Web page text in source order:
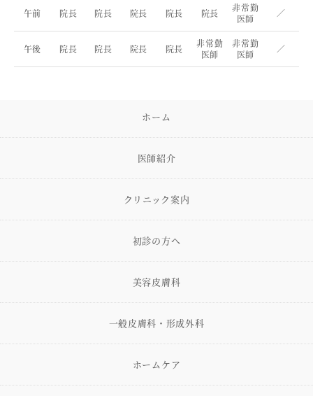
午前 院長 院長 院長 院長 院長
非常勤
医師
／
午後 院長 院長 院長 院長
非常勤
医師
非常勤
医師
／
ホーム
医師紹介
クリニック案内
初診の方へ
美容皮膚科
一般皮膚科・形成外科
ホームケア